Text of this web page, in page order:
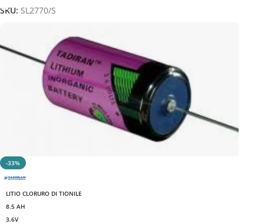
SKU: SL2770/S
-33%
LITIO CLORURO DI TIONILE
8.5 AH
3.6V